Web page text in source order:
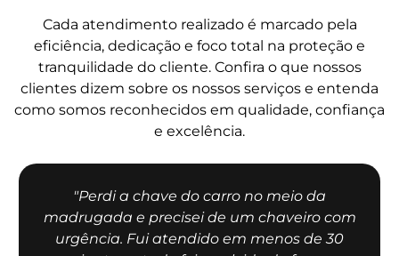
Cada atendimento realizado é marcado pela
eficiência, dedicação e foco total na proteção e
tranquilidade do cliente. Confira o que nossos
clientes dizem sobre os nossos serviços e entenda
como somos reconhecidos em qualidade, confiança
e excelência.
"Perdi a chave do carro no meio da
madrugada e precisei de um chaveiro com
urgência. Fui atendido em menos de 30